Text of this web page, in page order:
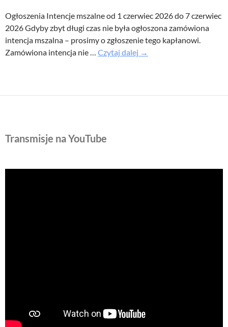
Ogłoszenia Intencje mszalne od 1 czerwiec 2026 do 7 czerwiec
2026 Gdyby zbyt długi czas nie była ogłoszona zamówiona
intencja mszalna – prosimy o zgłoszenie tego kapłanowi.
Zamówiona intencja nie … Czytaj dalej Uroczystość
→
Transmisje na YouTube